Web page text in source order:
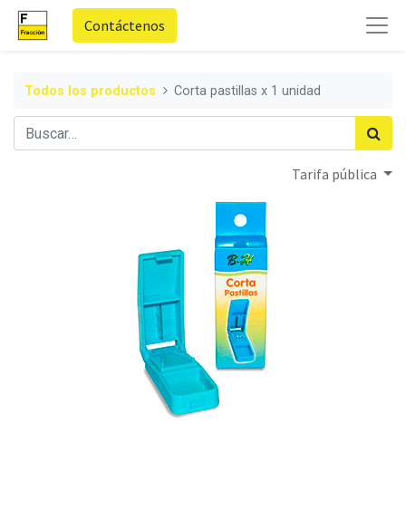
Contáctenos
Todos los productos Corta pastillas x 1 unidad
Tarifa pública